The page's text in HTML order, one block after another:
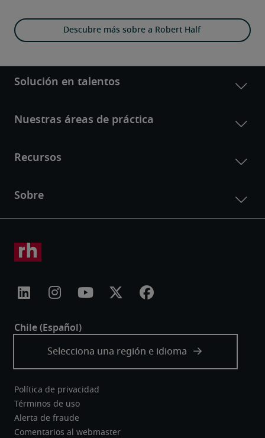
Descubre más sobre a Robert Half
Política de privacidad
Términos de uso
Alerta de fraude
Comentarios al webmaster